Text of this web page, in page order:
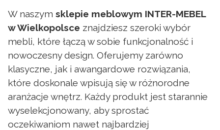
W naszym sklepie meblowym INTER-MEBEL
w Wielkopolsce znajdziesz szeroki wybór
mebli, które łączą w sobie funkcjonalność i
nowoczesny design. Oferujemy zarówno
klasyczne, jak i awangardowe rozwiązania,
które doskonale wpisują się w różnorodne
aranżacje wnętrz. Każdy produkt jest starannie
wyselekcjonowany, aby sprostać
oczekiwaniom nawet najbardziej